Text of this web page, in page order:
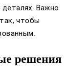
деталях. Важно
чтобы
решения